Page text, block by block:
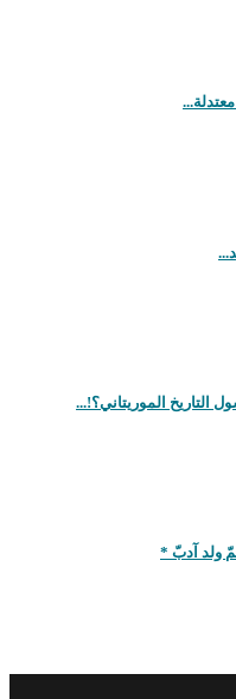
التاريخ الموريتاني؟!...
ولد آدبّ *